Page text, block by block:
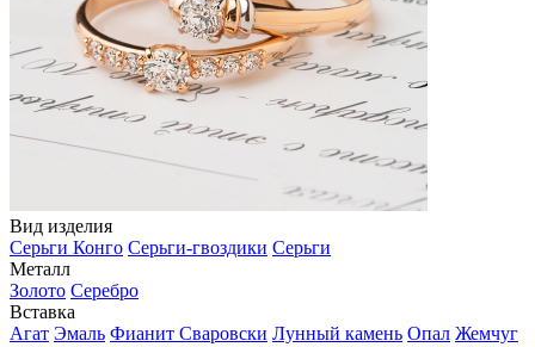
Вид изделия
Серьги Конго Серьги-гвоздики Серьги
Металл
Золото Серебро
Вставка
Агат Эмаль Фианит Сваровски Лунный камень Опал Жемчуг